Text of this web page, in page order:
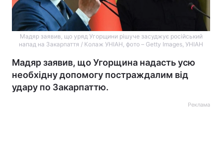
Мадяр заявив, що уряд Угорщини рішуче засуджує російський
напад на Закарпаття / Колаж УНІАН, фото – Getty Images, УНІАН
Мадяр заявив, що Угорщина надасть усю
необхідну допомогу постраждалим від
удару по Закарпаттю.
Реклама